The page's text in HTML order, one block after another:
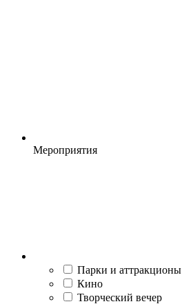
Мероприятия
Парки и аттракционы
Кино
Творческий вечер